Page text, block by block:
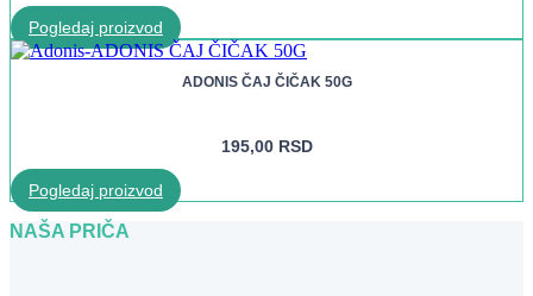
Pogledaj proizvod
ADONIS ČAJ ČIČAK 50G
195,00 RSD
Pogledaj proizvod
NAŠA PRIČA